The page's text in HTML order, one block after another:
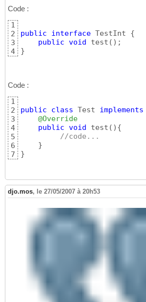
Code :
1
2
3
4
public interface TestInt {
public void test ( )
}
Code :
1
2
3
4
5
6
7
public class Test implements
@Override
public void test ( ) {
//code...
}
}
djo.mos, le 27/05/2007 à 20h53